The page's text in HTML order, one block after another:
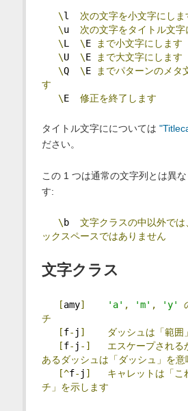
\l 次の文字を小文字にしま
\u 次の文字をタイトル文字
\L \E
まで小文字にします
\U \E
まで大文字にします
\Q \E
までパターンのメタ
す
\E 修正を終了します
タイトル文字にについては
ださい。
この 1 つは通常の文字列とは異
す:
\b 文字クラスの中以外で
ックスペースではありません
文字クラス
[amy] 'a' , 'm' , 'y'
チ
[f- j ]
ダッシュは「範囲
[f- j -]
エスケープされる
あるダッシュは「ダッシュ」を意
[^f- j ]
キャレットは「こ
チ」を示します